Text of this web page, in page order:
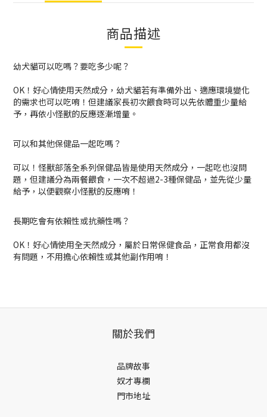
商品描述
幼犬貓可以吃嗎？要吃多少呢？
OK！好心情使用天然成分，幼犬貓若有準備外出、適應環境變化
的需求也可以吃唷！ 但建議家長初次餵食時可以先依體重少量給
予，再依小怪獸的反應逐漸增量。
可以和其他保健品一起吃嗎？
可以！怪獸部落全系列保健品皆是使用天然成分，一起吃也沒問
題 ，但建議分為兩餐餵食，一次不超過2-3種保健品，並先從少量
給予，以便觀察小怪獸的反應唷！
長期吃會有依賴性或抗藥性嗎？
OK！好心情使用全天然成分，屬於日常保健食品，正常食用都沒
有問題， 不用擔心依賴性或其他副作用唷！
關於我們
品牌故事
奴才專欄
門市地址